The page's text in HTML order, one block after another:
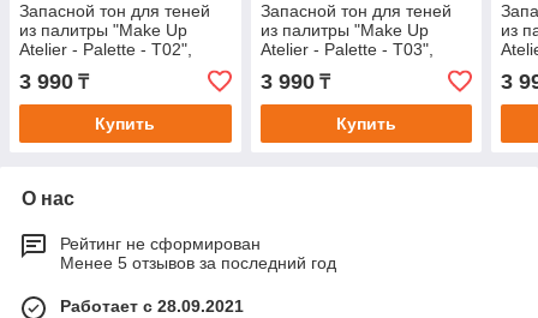
Запасной тон для теней
из палитры "Make Up
Atelier - Palette - T02",
прессованные в блистере.
3 990 ₸
Купить
Запасной тон для теней
из палитры "Make Up
Atelier - Palette - T03",
прессованные в блистере.
3 990₸
Купить
из
3
О нас
Рейтинг не сформирован
Менее 5 отзывов за последний год
Работает с 28.09.2021